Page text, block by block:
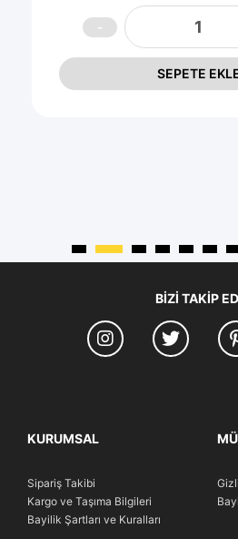
SEPETE
BIZI TAKIP
KURUMSAL
Sipariş Takibi
Kargo ve Taşıma Bilgileri
Bayilik Şartları ve Kuralları